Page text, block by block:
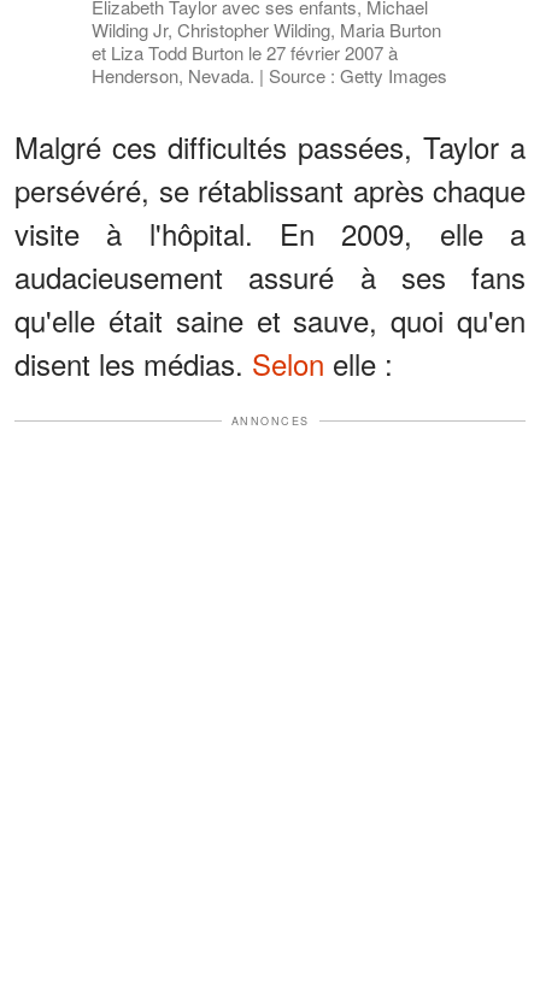
Elizabeth Taylor avec ses enfants, Michael
Wilding Jr, Christopher Wilding, Maria Burton
et Liza Todd Burton le 27 février 2007 à
Henderson, Nevada. | Source : Getty Images
Malgré ces difficultés passées, Taylor a
persévéré, se rétablissant après chaque
visite à l'hôpital. En 2009, elle a
audacieusement assuré à ses fans
qu'elle était saine et sauve, quoi qu'en
disent les médias. Selon elle :
ANNONCES